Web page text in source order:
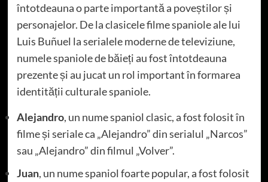
întotdeauna o parte importantă a poveștilor și
personajelor. De la clasicele filme spaniole ale lui
Luis Buñuel la serialele moderne de televiziune,
numele spaniole de băieți au fost întotdeauna
prezente și au jucat un rol important în formarea
identității culturale spaniole.
Alejandro, un nume spaniol clasic, a fost folosit în
filme și seriale ca „Alejandro” din serialul „Narcos”
sau „Alejandro” din filmul „Volver”.
Juan, un nume spaniol foarte popular, a fost folosit